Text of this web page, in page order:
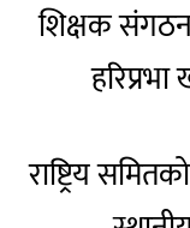
शिक्षक संगठन
राष्ट्रिय